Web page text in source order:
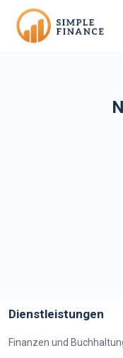
Dienstleistungen
Finanzen und